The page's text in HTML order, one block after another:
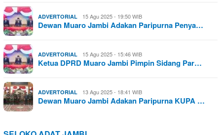
ADVERTORIAL 15 Agu 2025 - 19:50 WIB
Dewan Muaro Jambi Adakan Paripurna Penya…
ADVERTORIAL 15 Agu 2025 - 15:46 WIB
Ketua DPRD Muaro Jambi Pimpin Sidang Par…
ADVERTORIAL 13 Agu 2025 - 18:41 WIB
Dewan Muaro Jambi Adakan Paripurna KUPA …